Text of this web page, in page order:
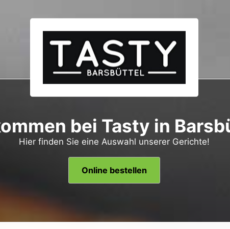
bei Tasty in
Hier finden Sie eine Auswahl unserer Gerichte!
Online bestellen